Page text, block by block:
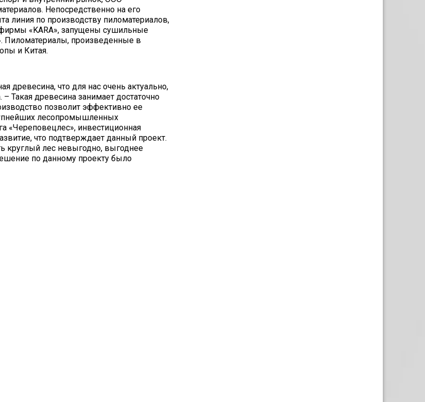
Не­посредственно на его
линия по производ­ству пиломатериалов,
«KARA», запуще­ны сушильные
Пиломатериалы, произведенные в
и Китая.
древе­сина, что для нас очень актуально,
Такая древесина занимает достаточно
позволит эффективно ее
лесопро­мышленных
«Череповецлес», инвестиционная
что подтверждает данный проект.
круглый лес не­выгодно, выгоднее
по данному проекту было